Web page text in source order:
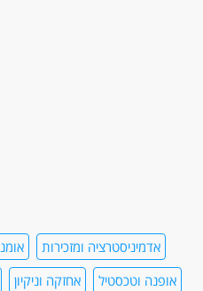
אדמיניסטרציה ומזכירות
אופנה וטכסטיל
אחזקה וניקיון